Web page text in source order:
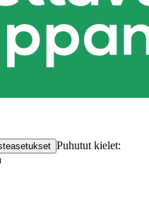
Puhutut kielet: